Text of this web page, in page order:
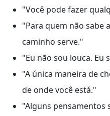
"Você pode fazer
"Para quem não sabe
caminho serve."
"Eu não sou louca. Eu
"A única maneira de
de onde você está."
"Alguns pensamentos